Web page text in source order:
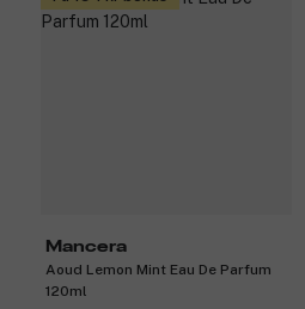
Mancera
Aoud Lemon Mint Eau De Parfum
120ml